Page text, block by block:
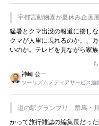
宇都宮動物園が夏休み企画
開催
猛暑とクマ出没の報道に接し
クマが人里に現れるのか。、
いのか。テレビを見ながら家
んてことは、冗談でもいえま
神崎 公一
ツーリズムメディアサービス
道の駅グランプリ、群馬・
かって旅行雑誌の編集長だっ